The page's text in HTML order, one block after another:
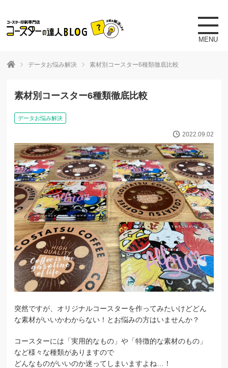
toggle
MENU
データお悩み解決 素材別コースター6種類徹底比較
素材別コースター6種類徹底比較
データお悩み解決
2022.09.02
突然ですが、オリジナルコースターを作ってみたいけどどん
な素材がいいかわからない！とお悩みの方はいませんか？
コースターには「実用的なもの」や「特徴的な素材のもの」
など様々な種類がありますので
どんなものがいいのか迷ってしまいますよね…！